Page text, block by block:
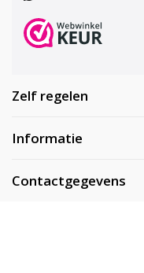
Zelf regelen
Informatie
Contactgegevens